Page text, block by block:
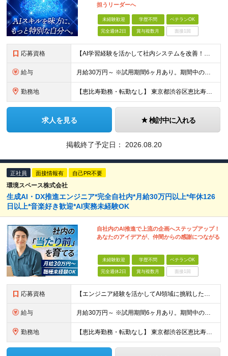
担うリーダーへ
未経験歓迎 学歴不問 ベテランOK
完全週休2日 賞与複数月 面接1回
応募資格 【AI学習経験を活かして社内システムを改善！】 ◆AI、IT、DX、プログラミング等を学んだ経験がある方 ◆学歴不問 ＼こんな方にぴったりです／ ◆自分のアイディアで業務を改善し、仲間の役に立ちたい
給与 月給30万円～ ※試用期間6ヶ月あり。期間中の給与・待遇の差異はありません ※月給には月45時間分の固定残業代（月7万8,000円～）を含みます ※超過分は別途支給します
勤務地 【恵比寿勤務・転勤なし】 東京都渋谷区恵比寿南1-1-9 岩徳ビル 9F (変更の範囲)上記を除く当社関連勤務地
求人を見る 検討中に入れる
掲載終了予定日： 2026.08.20
正社員 面接情報有 自己PR不要
環境スペース株式会社
生成AI・DX推進エンジニア*完全自社内*月給30万円以上*年休126
日以上*音楽好き歓迎*AI実務未経験OK
自社内のAI推進で上流の企画へステップアップ！
あなたのアイデアが、仲間からの感謝につながる
未経験歓迎 学歴不問 ベテランOK
完全週休2日 賞与複数月 面接1回
応募資格 【エンジニア経験を活かしてAI領域に挑戦したい方、大歓迎！】 ◆AI、IT、DX、プログラミング等を学んだ経験がある方 ◆学歴不問 ＼こんな方にぴったりです／ ◆自分のアイディアで業務を改善し、仲間
給与 月給30万円～ ※試用期間6ヶ月あり。期間中の給与・待遇の差異はありません ※月給には月45時間分の固定残業代（月7万8,000円～）を含みます ※超過分は別途支給します
勤務地 【恵比寿勤務・転勤なし】 東京都渋谷区恵比寿南1-1-9 岩徳ビル 9F (変更の範囲)上記を除く当社関連勤務地